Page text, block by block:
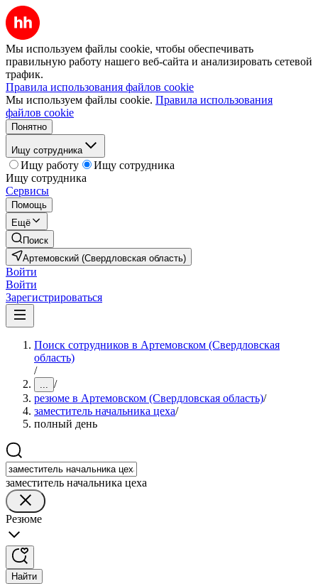
Мы используем файлы cookie, чтобы обеспечивать
правильную работу нашего веб-сайта и анализировать сетевой
трафик.
Правила использования файлов cookie
Мы используем файлы cookie. Правила использования
файлов cookie
Понятно
Ищу сотрудника
Ищу работу
Ищу сотрудника
Ищу сотрудника
Сервисы
Помощь
Ещё
Поиск
Артемовский (Свердловская область)
Войти
Войти
Зарегистрироваться
Поиск сотрудников в Артемовском (Свердловская
область)
/
... /
резюме в Артемовском (Свердловская область)/
заместитель начальника цеха/
полный день
заместитель начальника цеха
Резюме
Найти